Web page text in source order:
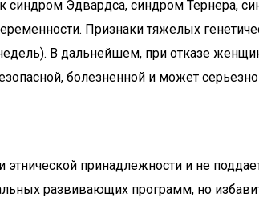
синдром Эдвардса, синдром Тернера,
Признаки тяжелых
В дальнейшем, при отказе
болезненной и может
принадлежности и не
развивающих программ, но